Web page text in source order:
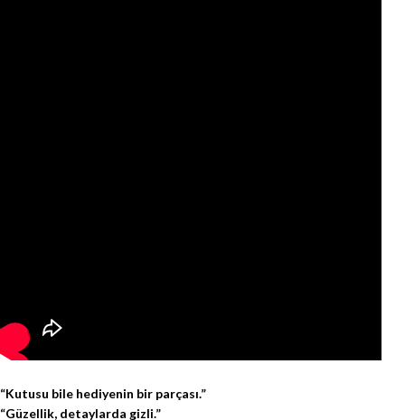
“Kutusu bile hediyenin bir parçası.”
“Güzellik, detaylarda gizli.”